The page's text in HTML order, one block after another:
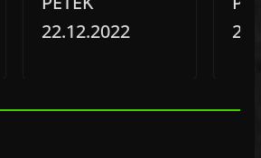
22.12.2022